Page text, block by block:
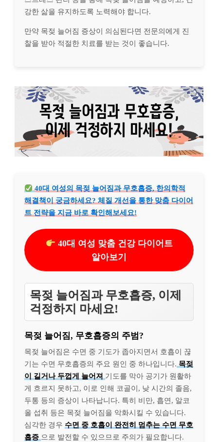
강한 삶을 유지하도록 노력해야 합니다.
만약 목젖 늘어짐 증상이 의심된다면 전문의에게 진
찰을 받아 적절한 치료를 받는 것이 좋습니다.
40대 여성의 목젖 늘어짐과 무호흡증, 한의학적
해결책이 궁금하세요? 체질 개선을 통한 맞춤 다이어
트 전략을 지금 바로 확인해보세요!
40대 여성 맞춤 건강 다이어트
알아보기
목젖 늘어짐과 무호흡증, 이제
걱정하지 마세요!
목젖 늘어짐, 무호흡증의 주범?
목젖 늘어짐은 수면 중 기도가 좁아지면서 호흡이 끊
기는 수면 무호흡증의 주요 원인 중 하나입니다. 목젖
이 길거나 두껍게 늘어져 기도를 막아 공기가 원활하
게 흐르지 못하고, 이로 인해 코골이, 낮 시간의 졸음,
두통 등의 증상이 나타납니다. 특히 비만, 흡연, 알코
올 섭취 등은 목젖 늘어짐을 악화시킬 수 있습니다.
심각한 경우 수면 중 호흡이 완전히 멈추는 수면 무호
흡증 으로 발전할 수 있으므로 주의가 필요합니다.